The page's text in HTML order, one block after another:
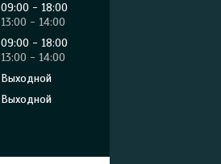
09:00
18:00
13:00
14:00
09:00
18:00
13:00
14:00
Выходной
Выходной